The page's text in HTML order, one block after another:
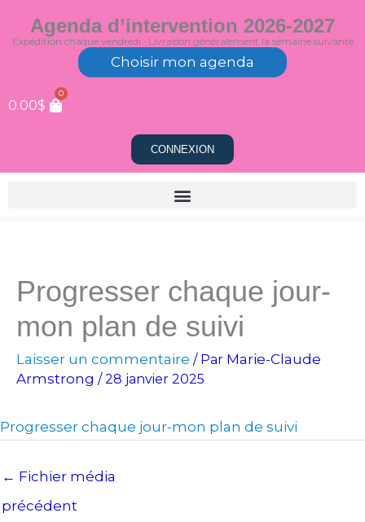
au
Agenda d’intervention 2026-2027
Expédition chaque vendredi · Livraison généralement la semaine suivante
Choisir mon agenda
0.00$
0
CONNEXION
Progresser chaque jour-
mon plan de suivi
Laisser un commentaire / Par Marie-Claude
Armstrong /28 janvier 2025
Progresser chaque jour-mon plan de suivi
← Fichier média
précédent